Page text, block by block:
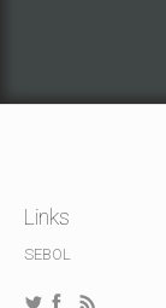
Links
SEBOL